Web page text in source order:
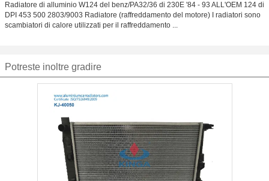
Radiatore di alluminio W124 del benz/PA32/36 di 230E '84 - 93 ALL'OEM 124 di
DPI 453 500 2803/9003 Radiatore (raffreddamento del motore) I radiatori sono
scambiatori di calore utilizzati per il raffreddamento ...
Potreste inoltre gradire